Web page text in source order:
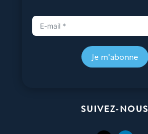
Je m'abonne
SUIVEZ-NOUS